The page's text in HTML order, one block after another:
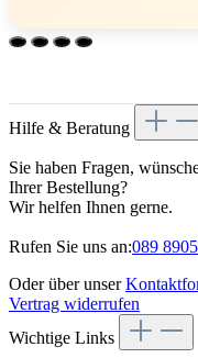
Hilfe & Beratung
Sie haben Fragen,
Ihrer Bestellung?
Wir helfen Ihnen gerne.
Rufen Sie uns an:089
Oder über unser
Vertrag widerrufen
Wichtige Links